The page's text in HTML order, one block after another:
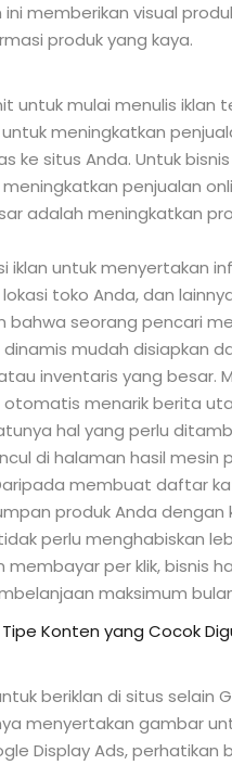
ini memberikan visual
produk yang kaya.
untuk mulai menulis iklan
meningkatkan
ke situs Anda. Untuk
penjualan
adalah meningkatkan
iklan untuk menyertakan
toko Anda, dan
seorang pencari
mudah disiapkan
inventaris yang besar.
menarik berita
hal yang perlu
di halaman hasil mesin
membuat daftar
produk Anda dengan
perlu menghabiskan
per klik, bisnis
maksimum
Tipe Konten yang Cocok
beriklan di situs selain
menyertakan gambar
Display Ads, perhatikan